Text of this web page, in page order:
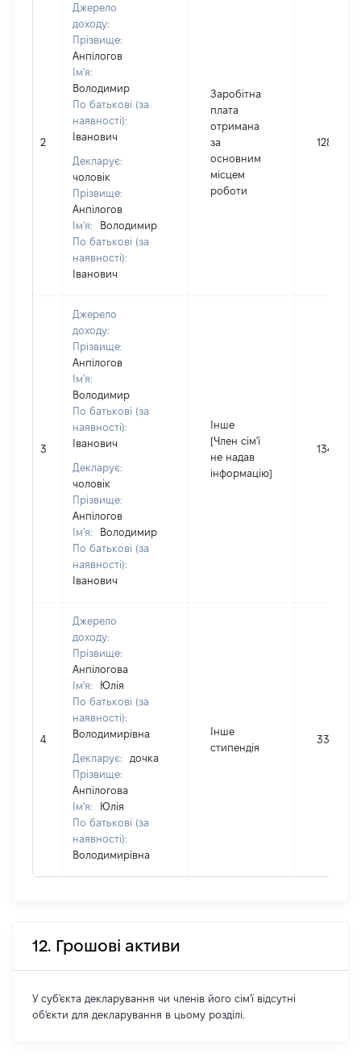
2
Джерело
доходу:
Прізвище:
Анпілогов
Ім'я:
Володимир
По батькові (за
наявності):
Іванович
Декларує:
чоловік
Прізвище:
Анпілогов
Ім'я:
Володимир
По батькові (за
наявності):
Іванович
Заробітна
плата
отримана
за
основним
місцем
роботи
128952
3
Джерело
доходу:
Прізвище:
Анпілогов
Ім'я:
Володимир
По батькові (за
наявності):
Іванович
Декларує:
чоловік
Прізвище:
Анпілогов
Ім'я:
Володимир
По батькові (за
наявності):
Іванович
Інше
[Член сім'ї
не надав
інформацію]
1340
4
Джерело
доходу:
Прізвище:
Анпілогова
Ім'я:
Юлія
По батькові (за
наявності):
Володимирівна
Декларує:
дочка
Прізвище:
Анпілогова
Ім'я:
Юлія
По батькові (за
наявності):
Володимирівна
Інше
стипендія
3300
12. Грошові активи
У суб'єкта декларування чи членів його сім'ї відсутні
об'єкти для декларування в цьому розділі.